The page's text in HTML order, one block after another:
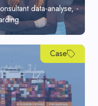
data-analyse, -
Case